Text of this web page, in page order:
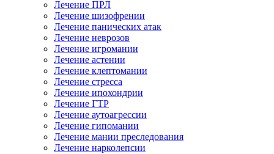
Лечение ПРЛ
Лечение шизофрении
Лечение панических атак
Лечение неврозов
Лечение игромании
Лечение астении
Лечение клептомании
Лечение стресса
Лечение ипохондрии
Лечение ГТР
Лечение аутоагрессии
Лечение гипомании
Лечение мании преследования
Лечение нарколепсии